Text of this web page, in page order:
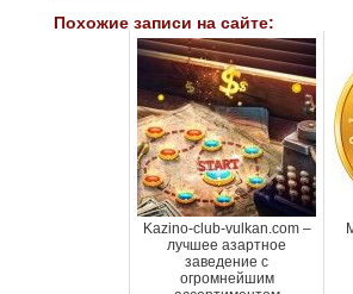
Похожие записи на сайте:
Kazino-club-vulkan.com –
лучшее азартное
заведение с
огромнейшим